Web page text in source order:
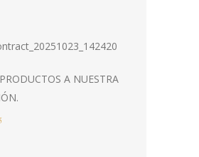
A NUESTRA